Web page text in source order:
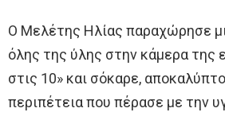
Ο Μελέτης Ηλίας παραχώρησε
όλης της ύλης στην κάμερα της
στις 10» και σόκαρε,
περιπέτεια που πέρασε με την